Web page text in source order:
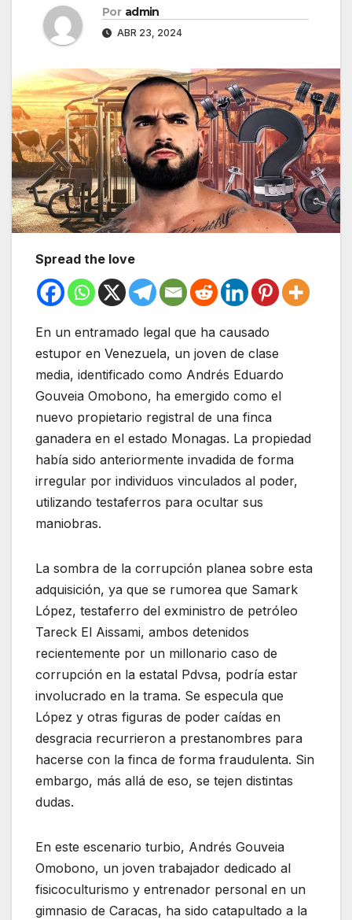
Por admin
ABR 23, 2024
Spread the love
En un entramado legal que ha causado
estupor en Venezuela, un joven de clase
media, identificado como Andrés Eduardo
Gouveia Omobono, ha emergido como el
nuevo propietario registral de una finca
ganadera en el estado Monagas. La propiedad
había sido anteriormente invadida de forma
irregular por individuos vinculados al poder,
utilizando testaferros para ocultar sus
maniobras.
La sombra de la corrupción planea sobre esta
adquisición, ya que se rumorea que Samark
López, testaferro del exministro de petróleo
Tareck El Aissami, ambos detenidos
recientemente por un millonario caso de
corrupción en la estatal Pdvsa, podría estar
involucrado en la trama. Se especula que
López y otras figuras de poder caídas en
desgracia recurrieron a prestanombres para
hacerse con la finca de forma fraudulenta. Sin
embargo, más allá de eso, se tejen distintas
dudas.
En este escenario turbio, Andrés Gouveia
Omobono, un joven trabajador dedicado al
fisicoculturismo y entrenador personal en un
gimnasio de Caracas, ha sido catapultado a la